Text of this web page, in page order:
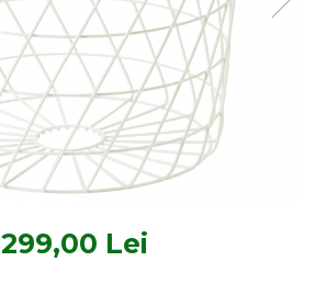
299,00 Lei